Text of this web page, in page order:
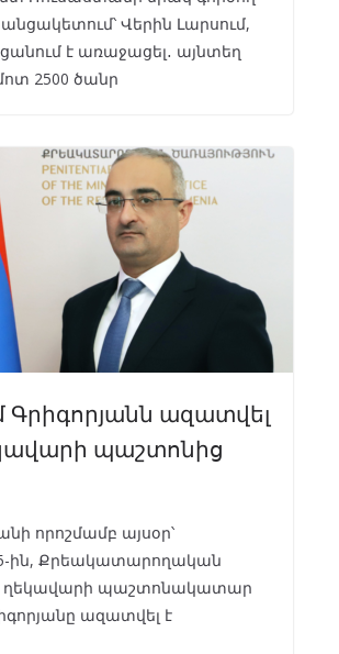
Վերին Լարսում,
է առաջացել․ այնտեղ
2500 ծանր
Գրիգորյանն ազատվել
պաշտոնից
որոշմամբ այսօր՝
ին, Քրեակատարողական
ղեկավարի պաշտոնակատար
ազատվել է